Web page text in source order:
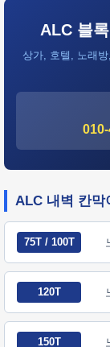
ALC 블
상가, 호텔, 노래
ALC 내벽 칸막
75T / 100T
120T
150T